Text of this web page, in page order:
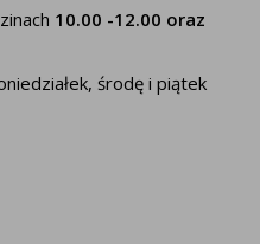
10.00 -12.00 oraz
środę i piątek